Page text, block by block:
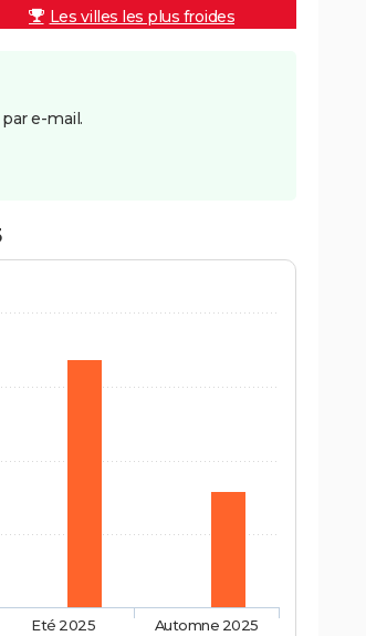
Les villes les plus froides
e-mail.
Eté 2025 Automne 2025